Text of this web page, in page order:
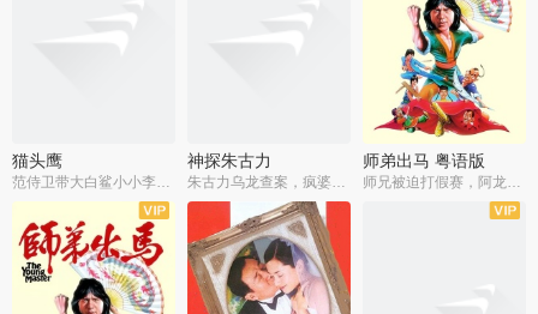
猫头鹰
范侍卫带大白鲨小小李破案寻妃
神探朱古力
朱古力乌龙查案，疯婆子神助攻
师弟出马 粤语版
师兄被迫打假赛，阿龙追查斗黑帮